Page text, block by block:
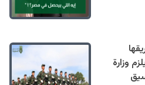
وزارة